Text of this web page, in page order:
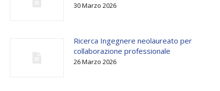
30 Marzo 2026
Ricerca Ingegnere neolaureato per
collaborazione professionale
26 Marzo 2026